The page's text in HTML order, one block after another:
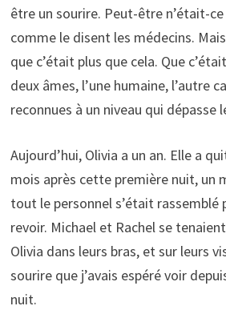
être un sourire. Peut-être n’était-ce
comme le disent les médecins.
que c’était plus que cela. Que
deux âmes, l’une humaine, l’autre
reconnues à un niveau qui dépasse
Aujourd’hui, Olivia a un an. Elle a
mois après cette première nuit, un
tout le personnel s’était rassemblé
revoir. Michael et Rachel se
Olivia dans leurs bras, et sur leurs
sourire que j’avais espéré voir
nuit.